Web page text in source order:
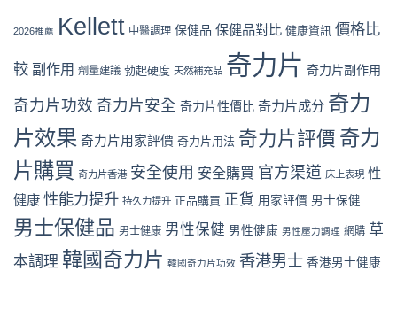
析〉
中
與
最
購
買
機〉
與
購
指
中
整
從
單
收
貨
一
次
看
懂〉
中
本
保
品：
成
分、
功
效
與
用
家
口
碑
全
面
2026推薦 Kellett 中醫調理 保健品 保健品對比 健康資訊 價格比
較 副作用 劑量建議 勃起硬度 天然補充品 奇力片 奇力片副作用
奇力片功效 奇力片安全 奇力片性價比 奇力片成分 奇力
片效果 奇力片用家評價 奇力片用法 奇力片評價 奇力
片購買 奇力片香港 安全使用 安全購買 官方渠道 床上表現 性
健康 性能力提升 持久力提升 正品購買 正貨 用家評價 男士保健
男士保健品 男士健康 男性保健 男性健康 男性壓力調理 網購 草
本調理 韓國奇力片 韓國奇力片功效 香港男士 香港男士健康